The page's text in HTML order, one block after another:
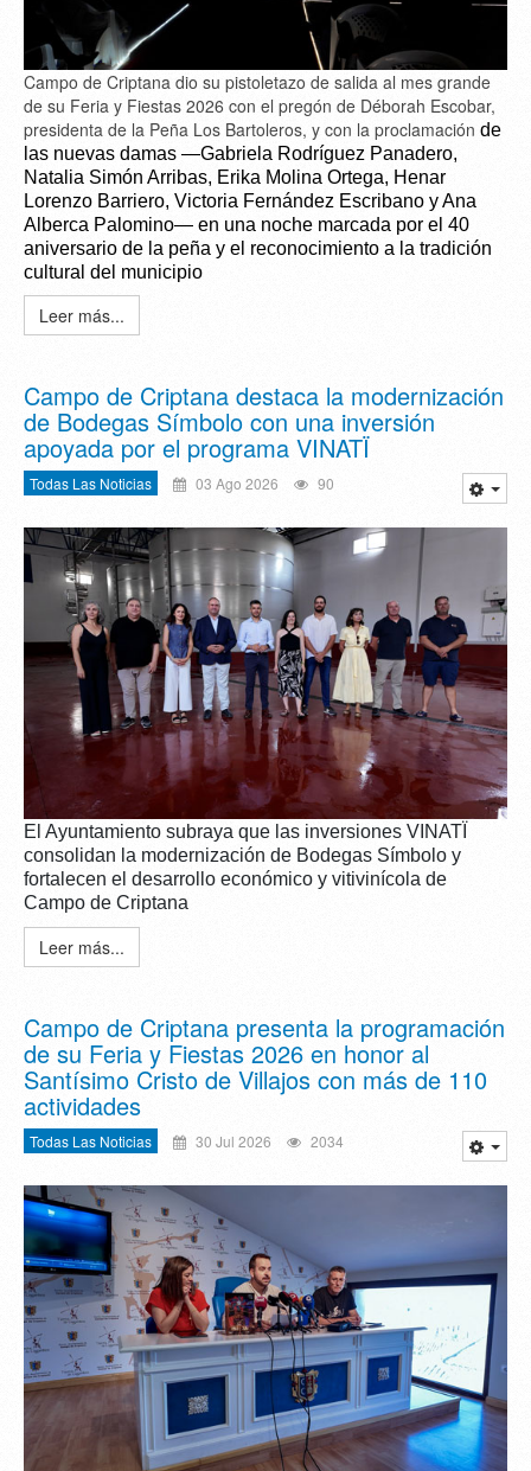
Campo de Criptana dio su pistoletazo de salida al mes grande
de su Feria y Fiestas 2026 con el pregón de Déborah Escobar,
presidenta de la Peña Los Bartoleros, y con la proclamación de
las nuevas damas —Gabriela Rodríguez Panadero,
Natalia Simón Arribas, Erika Molina Ortega, Henar
Lorenzo Barriero, Victoria Fernández Escribano y Ana
Alberca Palomino— en una noche marcada por el 40
aniversario de la peña y el reconocimiento a la tradición
cultural del municipio
Leer más...
Campo de Criptana destaca la modernización
de Bodegas Símbolo con una inversión
apoyada por el programa VINATÏ
Todas Las Noticias 03 Ago 2026 90
El Ayuntamiento subraya que las inversiones VINATÏ
consolidan la modernización de Bodegas Símbolo y
fortalecen el desarrollo económico y vitivinícola de
Campo de Criptana
Leer más...
Campo de Criptana presenta la programación
de su Feria y Fiestas 2026 en honor al
Santísimo Cristo de Villajos con más de 110
actividades
Todas Las Noticias 30 Jul 2026 2034